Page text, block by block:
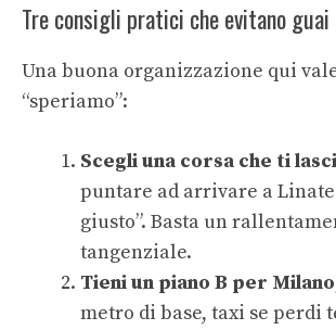
Tre consigli pratici che evitano guai
Una buona organizzazione qui
“speriamo”:
Scegli una corsa che ti
puntare ad arrivare a Linate
giusto”. Basta un
tangenziale.
Tieni un piano B per
metro di base, taxi se perdi